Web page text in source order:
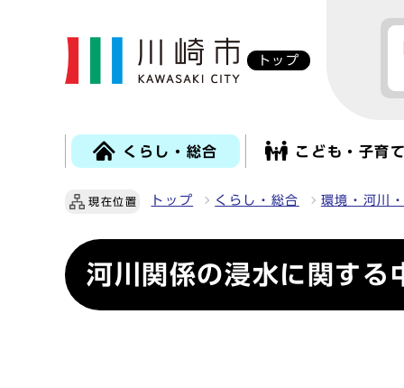
トップ
くらし・総合 こども・子育
現在位置 トップ くらし・総合 環境・河川
河川関係の浸水に関する